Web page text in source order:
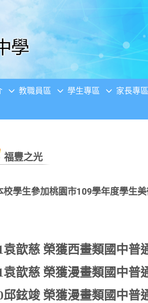
教職員區 學生專區 家長專區
福豐之光
校學生參加桃園市109學年度學生
袁歆慈 榮獲西畫類國中普
袁歆慈 榮獲漫畫類國中普
邱鉉竣 榮獲漫畫類國中普